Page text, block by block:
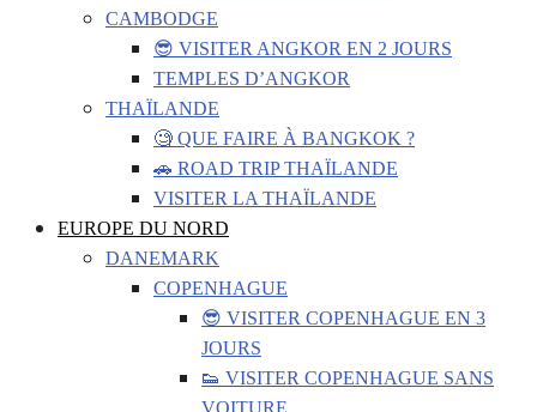
CAMBODGE
😎 VISITER ANGKOR EN 2 JOURS
TEMPLES D’ANGKOR
THAÏLANDE
🧐 QUE FAIRE À BANGKOK ?
🚗 ROAD TRIP THAÏLANDE
VISITER LA THAÏLANDE
EUROPE DU NORD
DANEMARK
COPENHAGUE
😎 VISITER COPENHAGUE EN 3
JOURS
👟 VISITER COPENHAGUE SANS
VOITURE